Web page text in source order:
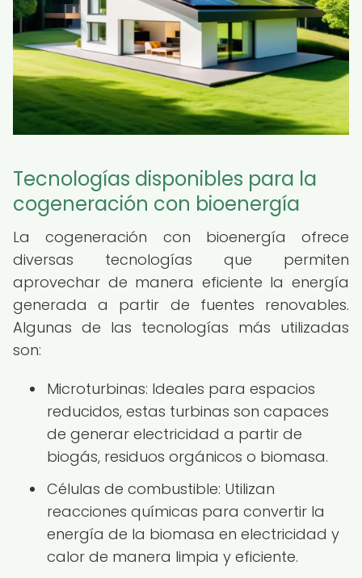
Tecnologías disponibles para la
cogeneración con bioenergía
La cogeneración con bioenergía ofrece
diversas tecnologías que permiten
aprovechar de manera eficiente la energía
generada a partir de fuentes renovables.
Algunas de las tecnologías más utilizadas
son:
Microturbinas: Ideales para espacios
reducidos, estas turbinas son capaces
de generar electricidad a partir de
biogás, residuos orgánicos o biomasa.
Células de combustible: Utilizan
reacciones químicas para convertir la
energía de la biomasa en electricidad y
calor de manera limpia y eficiente.